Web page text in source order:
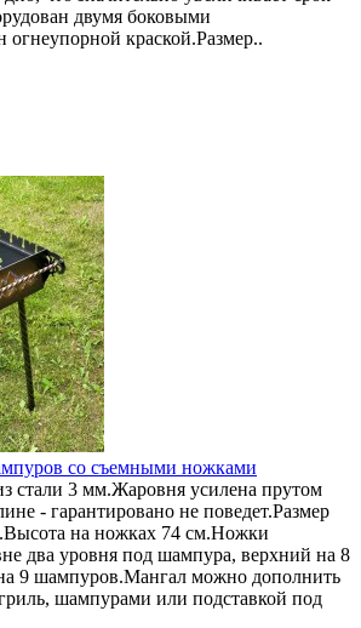
двумя боковыми
краской.Размер..
со съемными ножками
стали 3 мм.Жаровня усилена прутом
- гарантировано не поведет.Размер
на ножках 74 см.Ножки
два уровня под шампура, верхний на 8
9 шампуров.Мангал можно дополнить
шампурами или подставкой под